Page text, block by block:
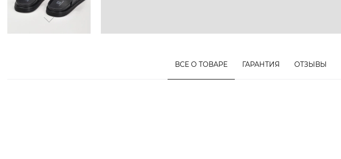
ВСЕ О ТОВАРЕ ГАРАНТИЯ ОТЗЫВЫ